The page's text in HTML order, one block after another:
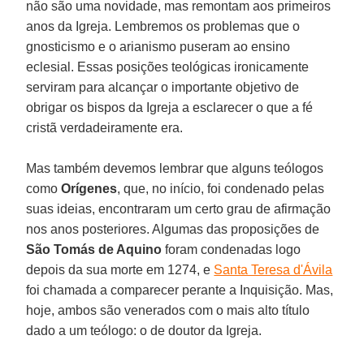
não são uma novidade, mas remontam aos primeiros
anos da Igreja. Lembremos os problemas que o
gnosticismo e o arianismo puseram ao ensino
eclesial. Essas posições teológicas ironicamente
serviram para alcançar o importante objetivo de
obrigar os bispos da Igreja a esclarecer o que a fé
cristã verdadeiramente era.
Mas também devemos lembrar que alguns teólogos
comoOrígenes, que, no início, foi condenado pelas
suas ideias, encontraram um certo grau de afirmação
nos anos posteriores. Algumas das proposições de
São Tomás de Aquinoforam condenadas logo
depois da sua morte em 1274, e Santa Teresa d'Ávila
foi chamada a comparecer perante a Inquisição. Mas,
hoje, ambos são venerados com o mais alto título
dado a um teólogo: o de doutor da Igreja.